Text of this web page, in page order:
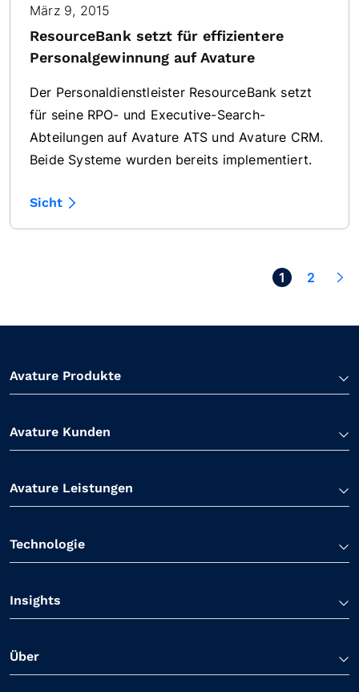
März 9, 2015
ResourceBank setzt für effizientere
Personalgewinnung auf Avature
Der Personaldienstleister ResourceBank setzt
für seine RPO- und Executive-Search-
Abteilungen auf Avature ATS und Avature CRM.
Beide Systeme wurden bereits implementiert.
Sicht
1 2
Next >
Avature Produkte
Avature Kunden
Avature Leistungen
Technologie
Insights
Über